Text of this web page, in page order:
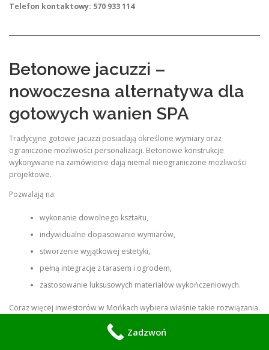
Telefon kontaktowy: 570 933 114
Betonowe jacuzzi –
nowoczesna alternatywa dla
gotowych wanien SPA
Tradycyjne gotowe jacuzzi posiadają określone wymiary oraz
ograniczone możliwości personalizacji. Betonowe konstrukcje
wykonywane na zamówienie dają niemal nieograniczone możliwości
projektowe.
Pozwalają na:
wykonanie dowolnego kształtu,
indywidualne dopasowanie wymiarów,
stworzenie wyjątkowej estetyki,
pełną integrację z tarasem i ogrodem,
zastosowanie luksusowych materiałów wykończeniowych.
Coraz więcej inwestorów w Mońkach wybiera właśnie takie rozwiązania.
Zadzwoń